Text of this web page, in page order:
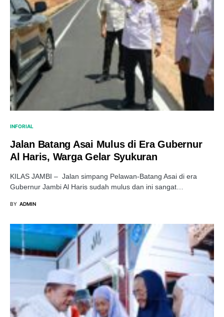
INFORIAL
Jalan Batang Asai Mulus di Era Gubernur
Al Haris, Warga Gelar Syukuran
KILAS JAMBI – Jalan simpang Pelawan-Batang Asai di era
Gubernur Jambi Al Haris sudah mulus dan ini sangat…
BY ADMIN